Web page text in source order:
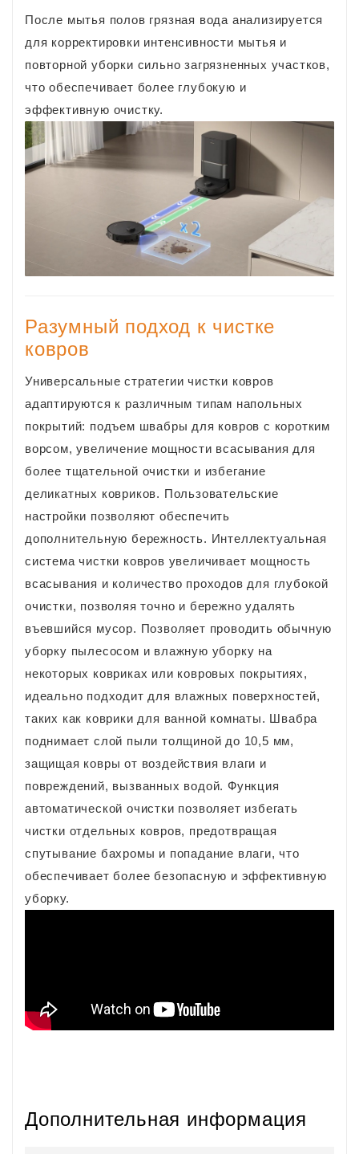
После мытья полов грязная вода анализируется
для корректировки интенсивности мытья и
повторной уборки сильно загрязненных участков,
что обеспечивает более глубокую и
эффективную очистку.
Разумный подход к чистке
ковров
Универсальные стратегии чистки ковров
адаптируются к различным типам напольных
покрытий: подъем швабры для ковров с коротким
ворсом, увеличение мощности всасывания для
более тщательной очистки и избегание
деликатных ковриков. Пользовательские
настройки позволяют обеспечить
дополнительную бережность. Интеллектуальная
система чистки ковров увеличивает мощность
всасывания и количество проходов для глубокой
очистки, позволяя точно и бережно удалять
въевшийся мусор. Позволяет проводить обычную
уборку пылесосом и влажную уборку на
некоторых ковриках или ковровых покрытиях,
идеально подходит для влажных поверхностей,
таких как коврики для ванной комнаты. Швабра
поднимает слой пыли толщиной до 10,5 мм,
защищая ковры от воздействия влаги и
повреждений, вызванных водой. Функция
автоматической очистки позволяет избегать
чистки отдельных ковров, предотвращая
спутывание бахромы и попадание влаги, что
обеспечивает более безопасную и эффективную
уборку.
Дополнительная информация